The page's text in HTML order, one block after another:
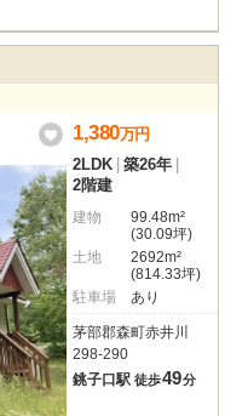
も暖かいオウチになっており
鉄筋コンクリート製とし避難
ウチですよ！床や建具なども
調整の機能性とデザイン性を
トイレなど先進的な技術設備
ただきたい物件です！他にも
や天窓など、必見ポイント盛
にご相談下さい♬是非、お問
函館店㈱三建不動産0138-54-
1,380万円
2LDK 築26年
2階建
建物
99.48m²
(30.09坪)
土地
2692m²
(814.33坪)
駐車場
あり
茅部郡森町赤井川
298-290
銚子口駅 徒歩49分